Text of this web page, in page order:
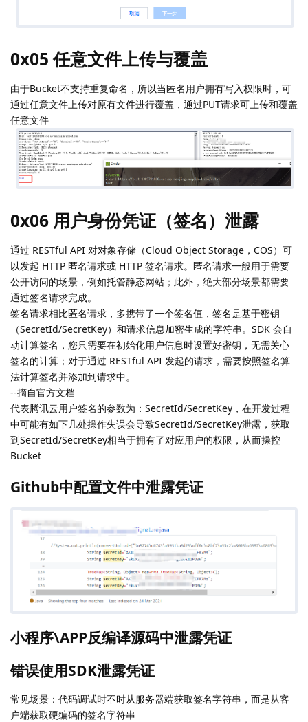
0x05 任意文件上传与覆盖
由于Bucket不支持重复命名，所以当匿名用户拥有写入权限时，可
通过任意文件上传对原有文件进行覆盖，通过PUT请求可上传和覆盖
任意文件
0x06 用户身份凭证（签名）泄露
通过 RESTful API 对对象存储（Cloud Object Storage，COS）可
以发起 HTTP 匿名请求或 HTTP 签名请求。匿名请求一般用于需要
公开访问的场景，例如托管静态网站；此外，绝大部分场景都需要
通过签名请求完成。
签名请求相比匿名请求，多携带了一个签名值，签名是基于密钥
（SecretId/SecretKey）和请求信息加密生成的字符串。SDK 会自
动计算签名，您只需要在初始化用户信息时设置好密钥，无需关心
签名的计算；对于通过 RESTful API 发起的请求，需要按照签名算
法计算签名并添加到请求中。
--摘自官方文档
代表腾讯云用户签名的参数为：SecretId/SecretKey，在开发过程
中可能有如下几处操作失误会导致SecretId/SecretKey泄露，获取
到SecretId/SecretKey相当于拥有了对应用户的权限，从而操控
Bucket
Github中配置文件中泄露凭证
小程序\APP反编译源码中泄露凭证
错误使用SDK泄露凭证
常见场景：代码调试时不时从服务器端获取签名字符串，而是从客
户端获取硬编码的签名字符串